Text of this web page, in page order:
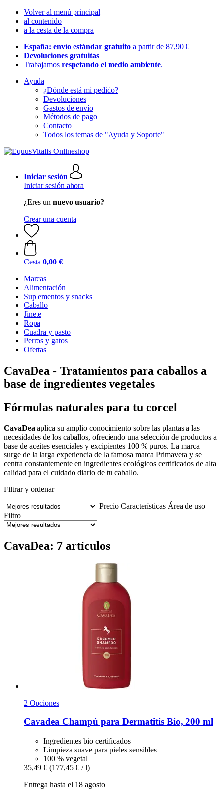
Volver al menú principal
al contenido
a la cesta de la compra
España: envío estándar gratuito a partir de 87,90 €
Devoluciones gratuitas
Trabajamos respetando el medio ambiente.
Ayuda
¿Dónde está mi pedido?
Devoluciones
Gastos de envío
Métodos de pago
Contacto
Todos los temas de "Ayuda y Soporte"
Iniciar sesión
Iniciar sesión ahora
¿Eres un nuevo usuario?
Crear una cuenta
Cesta 0,00 €
Marcas
Alimentación
Suplementos y snacks
Caballo
Jinete
Ropa
Cuadra y pasto
Perros y gatos
Ofertas
CavaDea - Tratamientos para caballos a
base de ingredientes vegetales
Fórmulas naturales para tu corcel
CavaDea aplica su amplio conocimiento sobre las plantas a las
necesidades de los caballos, ofreciendo una selección de productos a
base de aceites esenciales y excipientes 100 % puros. La marca
surge de la larga experiencia de la famosa marca Primavera y se
centra constantemente en ingredientes ecológicos certificados de alta
calidad para el cuidado diario de tu caballo.
Filtrar y ordenar
Precio Características Área de uso
Filtro
CavaDea: 7 artículos
2 Opciones
Cavadea Champú para Dermatitis Bio, 200 ml
Ingredientes bio certificados
Limpieza suave para pieles sensibles
100 % vegetal
35,49 € (177,45 € / l)
Entrega hasta el 18 agosto